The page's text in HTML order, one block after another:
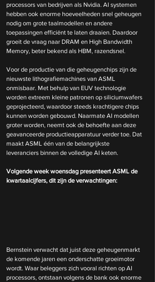
processors van bedrijven als Nvidia. AI systemen
hebben ook enorme hoeveelheden snel geheugen
nodig om grote taalmodellen en andere
toepassingen efficiënt te laten draaien. Daardoor
groeit de vraag naar DRAM en High Bandwidth
Memory, beter bekend als HBM, razendsnel.
Voor de productie van die geheugenchips zijn de
nieuwste lithografiemachines van ASML
onmisbaar. Met behulp van EUV technologie
worden extreem kleine patronen op siliciumwafers
geprojecteerd, waardoor steeds krachtigere chips
kunnen worden gebouwd. Naarmate AI modellen
groter worden, neemt ook de behoefte aan deze
geavanceerde productieapparatuur verder toe. Dat
maakt ASML één van de belangrijkste
leveranciers binnen de volledige AI keten.
Volgende week woensdag presenteert ASML de
kwartaalcijfers, dit zijn de verwachtingen:
Bernstein verwacht dat juist deze geheugenmarkt
de komende jaren een onderschatte groeimotor
wordt. Waar beleggers zich vooral richten op AI
processors, ontstaan volgens de bank ook enorme